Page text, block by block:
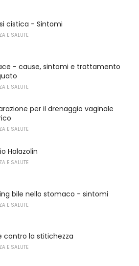
cistica - Sintomi
E SALUTE
- cause, sintomi e trattamento
E SALUTE
per il drenaggio vaginale
E SALUTE
Halazolin
E SALUTE
bile nello stomaco - sintomi
E SALUTE
contro la stitichezza
E SALUTE